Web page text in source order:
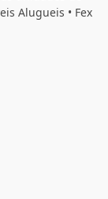
Alugueis • Fex